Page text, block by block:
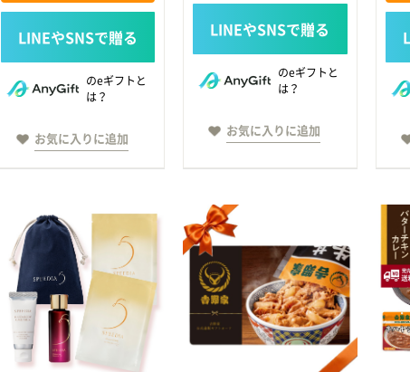
のeギフトと
は？
お気に入りに追加
のeギフトと
は？
お気に入りに追加